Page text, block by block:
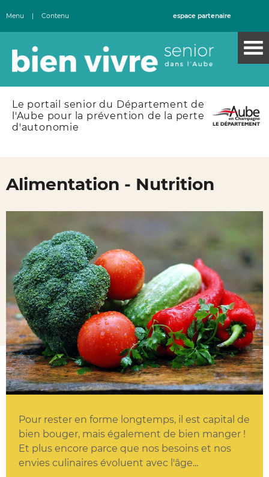
Menu | Contenu espace partenaire
Le portail senior du Département de
l'Aube pour la prévention de la perte
d'autonomie
Alimentation - Nutrition
Pour rester en forme longtemps, il est capital de
bien bouger, mais également de bien manger !
Et plus encore parce que nos besoins et nos
envies culinaires évoluent avec l'âge...